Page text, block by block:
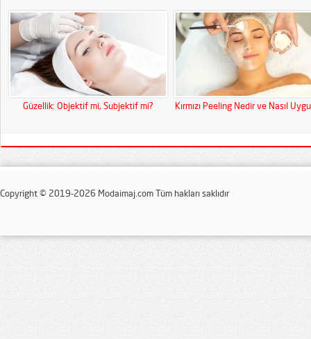
Güzellik: Objektif mi, Subjektif mi? Kırmızı Peeling Nedir ve Nasıl
Copyright © 2019-2026 Modaimaj.com Tüm hakları saklıdır